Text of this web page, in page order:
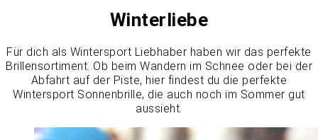
Winterliebe
Für dich als Wintersport Liebhaber haben wir das perfekte
Brillensortiment. Ob beim Wandern im Schnee oder bei der
Abfahrt auf der Piste, hier findest du die perfekte
Wintersport Sonnenbrille, die auch noch im Sommer gut
aussieht.